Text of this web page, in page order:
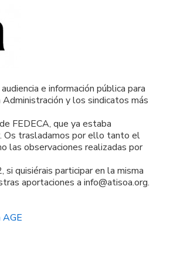
e información pública para
y los sindicatos más
FEDECA, que ya estaba
Os trasladamos por ello tanto el
las observaciones realizadas por
quisiérais participar en la misma
aportaciones a info@atisoa.org.